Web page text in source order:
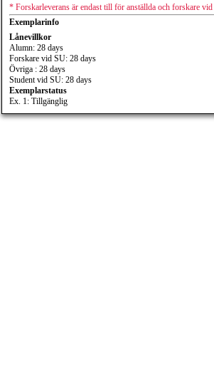
* Forskarleverans är endast till för anställda och forskare
Exemplarinfo
Lånevillkor
Alumn: 28 days
Forskare vid SU: 28 days
Övriga : 28 days
Student vid SU: 28 days
Exemplarstatus
Ex. 1: Tillgänglig